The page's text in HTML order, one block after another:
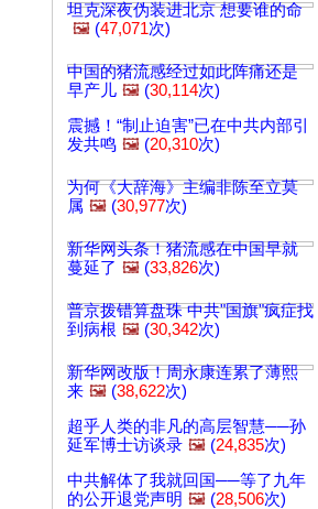
坦克深夜伪装进北京 想要谁的命
🖼️ (47,071次)
中国的猪流感经过如此阵痛还是
早产儿 🖼️ (30,114次)
震撼！“制止迫害”已在中共内部引
发共鸣 🖼️ (20,310次)
为何《大辞海》主编非陈至立莫
属 🖼️ (30,977次)
新华网头条！猪流感在中国早就
蔓延了 🖼️ (33,826次)
普京拨错算盘珠 中共"国旗"疯症找
到病根 🖼️ (30,342次)
新华网改版！周永康连累了薄熙
来 🖼️ (38,622次)
超乎人类的非凡的高层智慧──孙
延军博士访谈录 🖼️ (24,835次)
中共解体了我就回国──等了九年
的公开退党声明 🖼️ (28,506次)